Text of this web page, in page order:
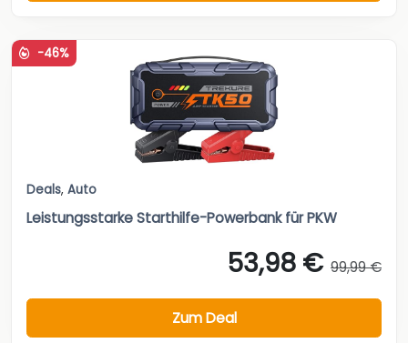
-46%
Deals, Auto
Leistungsstarke Starthilfe-Powerbank für PKW
53,98 € 99,99 €
Zum Deal